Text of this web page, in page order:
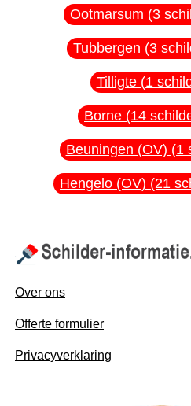
Ootmarsum (3
Tubbergen (3
Tilligte (1
Borne (14
Beuningen (OV) (1
Hengelo (OV) (21
Over ons
Offerte formulier
Privacyverklaring